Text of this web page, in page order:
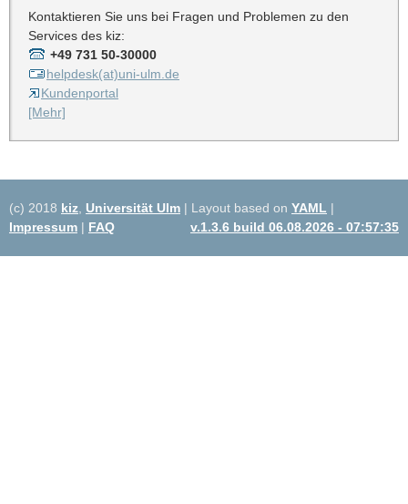
Kontaktieren Sie uns bei Fragen und Problemen zu den
Services des kiz:
+49 731 50-30000
helpdesk(at)uni-ulm.de
Kundenportal
[Mehr]
(c) 2018 kiz Universität Ulm | Layout based on YAML |
Impressum | FAQ v.1.3.6 build 06.08.2026 - 07:57:35